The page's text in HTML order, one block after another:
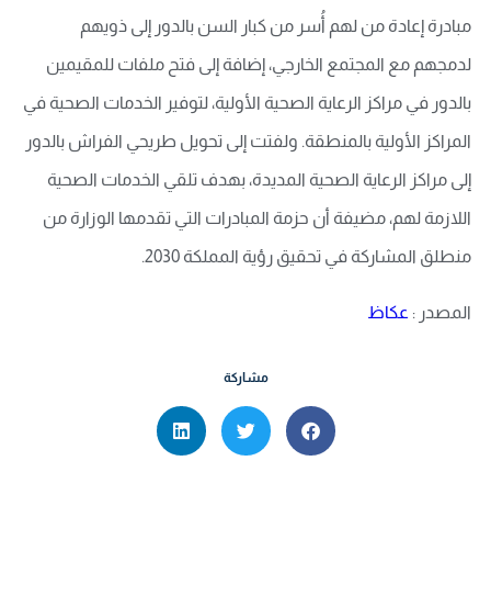
مبادرة إعادة من لهم أُسر من كبار السن بالدور إلى ذويهم
لدمجهم مع المجتمع الخارجي، إضافة إلى فتح ملفات للمقيمين
بالدور في مراكز الرعاية الصحية الأولية، لتوفير الخدمات الصحية في
المراكز الأولية بالمنطقة. ولفتت إلى تحويل طريحي الفراش بالدور
إلى مراكز الرعاية الصحية المديدة، بهدف تلقي الخدمات الصحية
اللازمة لهم، مضيفة أن حزمة المبادرات التي تقدمها الوزارة من
منطلق المشاركة في تحقيق رؤية المملكة 2030.
المصدر : عكاظ
مشاركة